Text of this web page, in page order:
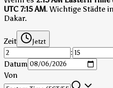
UTC 7:15 AM.Wichtige Städte
Dakar.
Zeit Jetzt
:
Datum
Von